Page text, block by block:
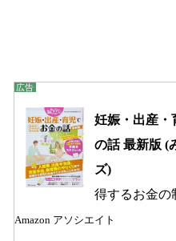
妊娠・出産・
の話 最新版 (
ズ)
得するお金の
Amazon アソシエイト